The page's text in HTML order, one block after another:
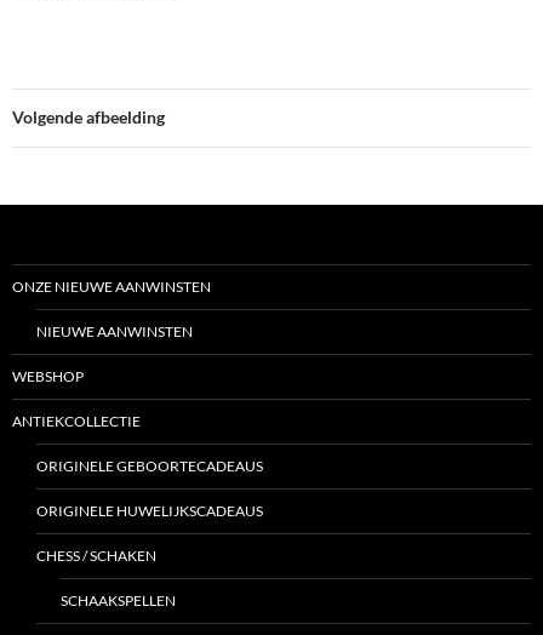
Volgende afbeelding
ONZE NIEUWE AANWINSTEN
NIEUWE AANWINSTEN
WEBSHOP
ANTIEKCOLLECTIE
ORIGINELE GEBOORTECADEAUS
ORIGINELE HUWELIJKSCADEAUS
CHESS / SCHAKEN
SCHAAKSPELLEN